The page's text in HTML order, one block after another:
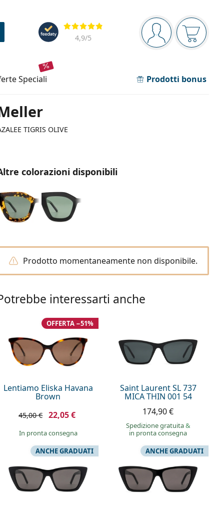
Barra di navigazione
sei connesso
Il
Valutazione
4,9/5
speciali Prodotti bonus
TIGRIS OLIVE
colorazioni disponibili
Prodotto momentaneamente non disponibile.
interessarti anche
Lentiamo Eliska Havana
Brown
OFFERTA −51%
45,00 € 22,05 €
in pronta consegna
Saint Laurent SL 737
MICA THIN 001 54
174,90 €
Spedizione gratuita&
in pronta consegna
ANCHE GRADUATI ANCHE GRADUATI